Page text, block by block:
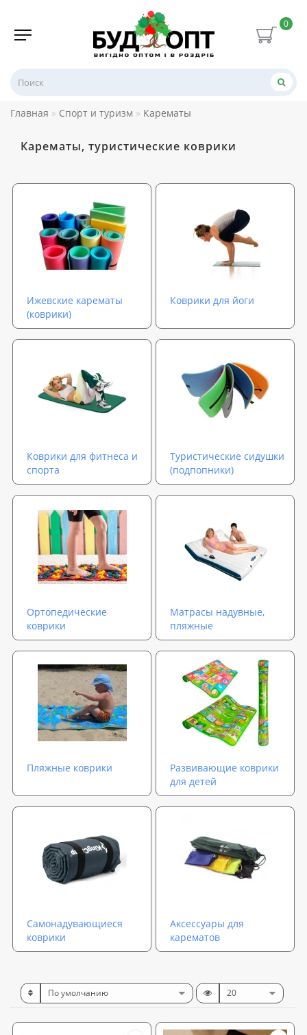
0
Главная Спорт и туризм Карематы
Карематы, туристические коврики
Ижевские карематы
(коврики)
Коврики для йоги
Коврики для фитнеса и
спорта
Туристические сидушки
(подпопники)
Ортопедические
коврики
Матрасы надувные,
пляжные
Пляжные коврики
Развивающие коврики
для детей
Самонадувающиеся
коврики
Аксессуары для
карематов